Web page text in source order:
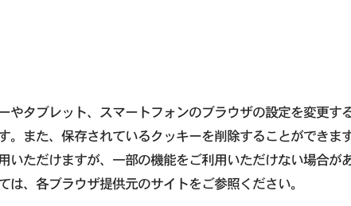
やタブレット、スマートフォンのブラウザの設定を変更す
。また、保存されているクッキーを削除することができま
いただけますが、一部の機能をご利用いただけない場合が
、各ブラウザ提供元のサイトをご参照ください。